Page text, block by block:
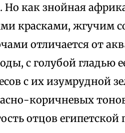
Но как знойная
красками, жгучим
отличается от
с голубой гладью
с их изумрудной
коричневых
отцов